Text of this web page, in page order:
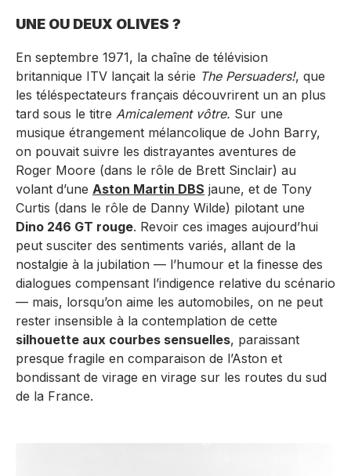
UNE OU DEUX OLIVES ?
En septembre 1971, la chaîne de télévision
britannique ITV lançait la série The Persuaders!, que
les téléspectateurs français découvrirent un an plus
tard sous le titre Amicalement vôtre. Sur une
musique étrangement mélancolique de John Barry,
on pouvait suivre les distrayantes aventures de
Roger Moore (dans le rôle de Brett Sinclair) au
volant d’une Aston Martin DBS jaune, et de Tony
Curtis (dans le rôle de Danny Wilde) pilotant une
Dino 246 GT rouge. Revoir ces images aujourd’hui
peut susciter des sentiments variés, allant de la
nostalgie à la jubilation — l’humour et la finesse des
dialogues compensant l’indigence relative du scénario
— mais, lorsqu’on aime les automobiles, on ne peut
rester insensible à la contemplation de cette
silhouette aux courbes sensuelles, paraissant
presque fragile en comparaison de l’Aston et
bondissant de virage en virage sur les routes du sud
de la France.